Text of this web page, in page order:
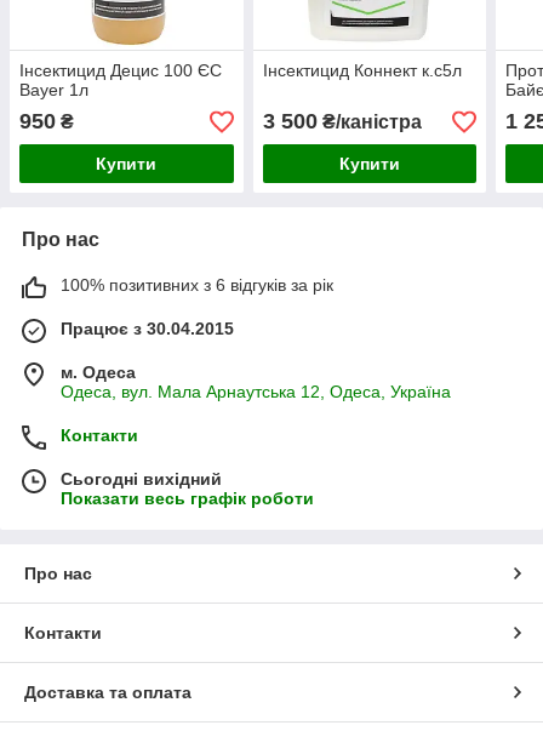
Інсектицид Децис 100 ЄС
Bayer 1л
950 ₴
Купити
Інсектицид Коннект к.с5л
3 500₴/каністра
Купити
1
Про нас
100% позитивних з 6 відгуків за рік
Працює з 30.04.2015
м. Одеса
Одеса, вул. Мала Арнаутська 12, Одеса, Україна
Контакти
Сьогодні вихідний
Показати весь графік роботи
Про нас
Контакти
Доставка та оплата